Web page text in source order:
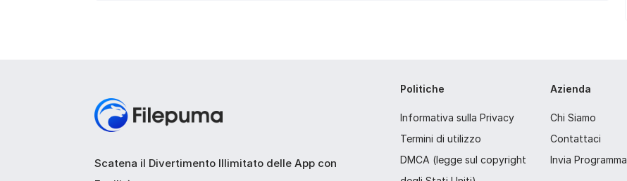
Scatena il Divertimento Illimitato delle App con
Politiche
Informativa sulla Privacy
Termini di utilizzo
DMCA (legge sul copyright
Azienda
Chi Siamo
Contattaci
Invia Programma